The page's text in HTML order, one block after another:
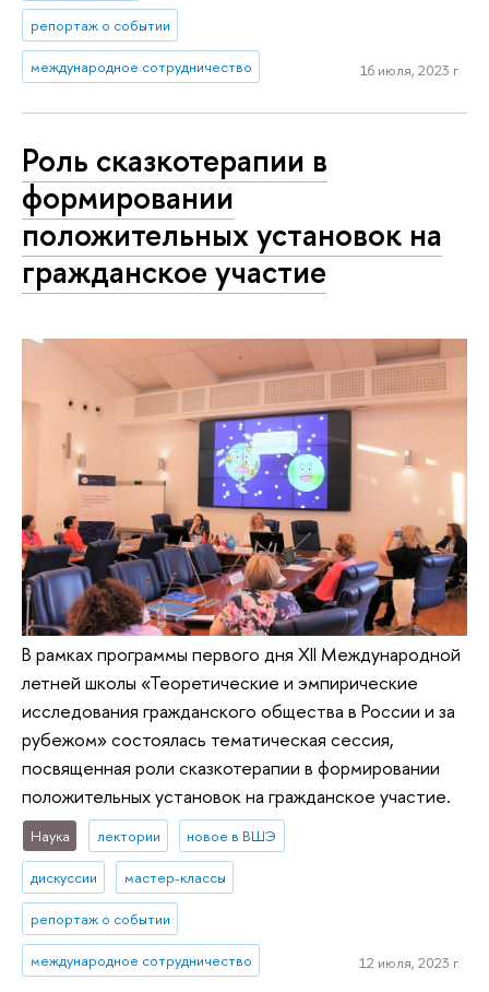
репортаж о событии
международное сотрудничество 16 июля, 2023 г.
Роль сказкотерапии в
формировании
положительных установок на
гражданское участие
В рамках программы первого дня XII Международной
летней школы «Теоретические и эмпирические
исследования гражданского общества в России и за
рубежом» состоялась тематическая сессия,
посвященная роли сказкотерапии в формировании
положительных установок на гражданское участие.
Наука лектории новое в ВШЭ
дискуссии мастер-классы
репортаж о событии
международное сотрудничество 12 июля, 2023 г.